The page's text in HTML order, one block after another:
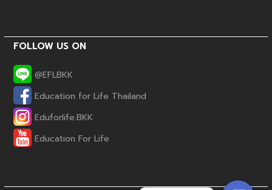
FOLLOW US ON
@EFLBKK
Education for Life Thailand
Eduforlife.BKK
Education For Life